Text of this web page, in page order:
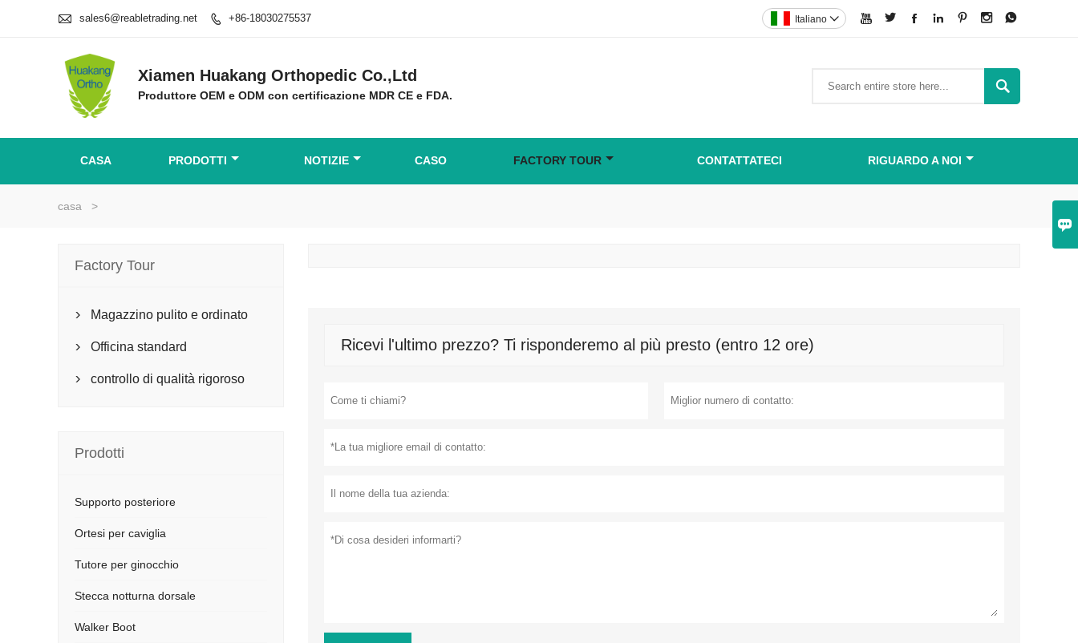

 sales6@reabletrading.net  +86-18030275537       
Italiano 
Xiamen Huakang Orthopedic Co.,Ltd
Produttore OEM e ODM con certificazione MDR CE e FDA.

CASA PRODOTTI NOTIZIE CASO FACTORY TOUR CONTATTATECI RIGUARDO A NOI
casa >
Ricevi l'ultimo prezzo? Ti risponderemo al più presto (entro 12 ore)
Factory Tour
 Magazzino pulito e ordinato
 Officina standard
 controllo di qualità rigoroso
Prodotti
Supporto posteriore
Ortesi per caviglia
Tutore per ginocchio
Stecca notturna dorsale
Walker Boot